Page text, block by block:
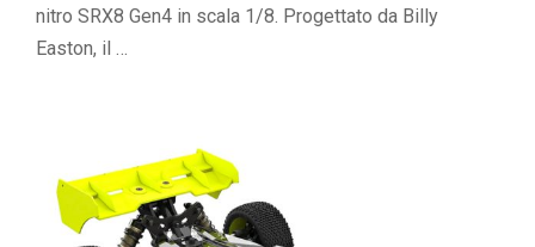
nitro SRX8 Gen4 in scala 1/8. Progettato da Billy
Easton, il …